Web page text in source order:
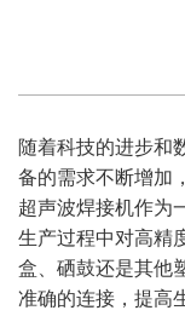
随着科技的进步和
备的需求不断增加
超声波焊接机作为
生产过程中对高精
盒、硒鼓还是其他
准确的连接，提高